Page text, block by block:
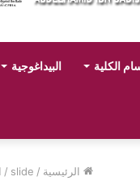
الكلية البيداغوجية
الرئيسية /
slide
/